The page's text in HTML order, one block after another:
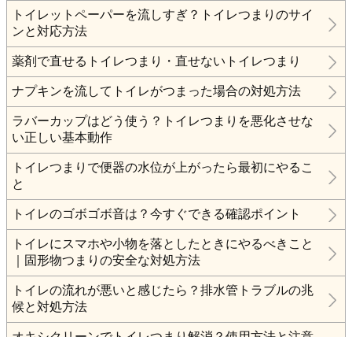
トイレットペーパーを流しすぎ？トイレつまりのサイ
ンと対応方法
薬剤で直せるトイレつまり・直せないトイレつまり
ナプキンを流してトイレがつまった場合の対処方法
ラバーカップはどう使う？トイレつまりを悪化させな
い正しい基本動作
トイレつまりで便器の水位が上がったら最初にやるこ
と
トイレのゴボゴボ音は？今すぐできる確認ポイント
トイレにスマホや小物を落としたときにやるべきこと
｜固形物つまりの安全な対処方法
トイレの流れが悪いと感じたら？排水管トラブルの兆
候と対処方法